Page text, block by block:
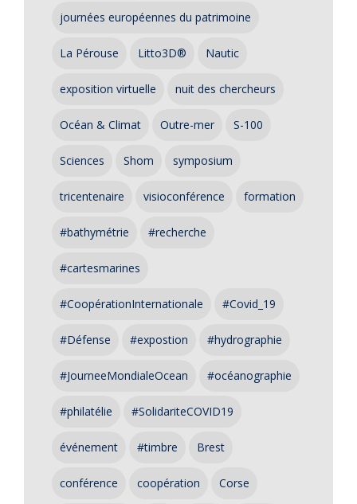
journées européennes du patrimoine
La Pérouse Litto3D® Nautic
exposition virtuelle nuit des chercheurs
Océan & Climat Outre-mer S-100
Sciences Shom symposium
tricentenaire visioconférence formation
#bathymétrie #recherche
#cartesmarines
#CoopérationInternationale #Covid_19
#Défense #expostion #hydrographie
#JourneeMondialeOcean #océanographie
#philatélie #SolidariteCOVID19
événement #timbre Brest
conférence coopération Corse